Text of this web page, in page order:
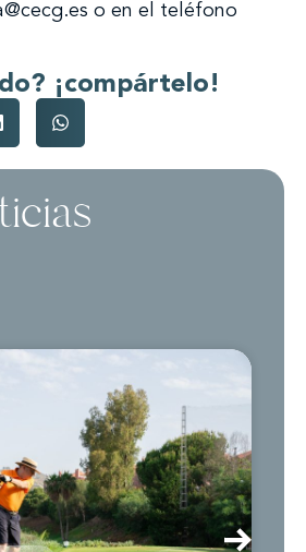
o en el teléfono
¡compártelo!